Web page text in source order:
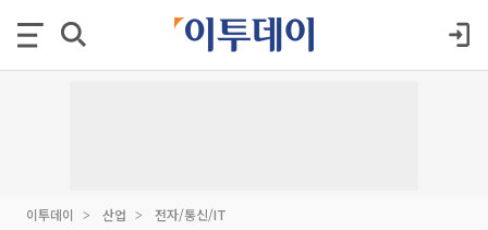
이투데이 산업 전자/통신/IT